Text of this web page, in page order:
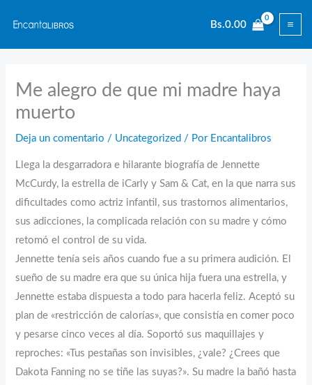
contenido
Bs.0.00
Me alegro de que mi madre haya
muerto
Deja un comentario / Uncategorized / Por Encantalibros
Llega la desgarradora e hilarante biografía de Jennette
McCurdy, la estrella de iCarly y Sam & Cat, en la que narra sus
dificultades como actriz infantil, sus trastornos alimentarios,
sus adicciones, la complicada relación con su madre y cómo
retomó el control de su vida.
Jennette tenía seis años cuando fue a su primera audición. El
sueño de su madre era que su única hija fuera una estrella, y
Jennette estaba dispuesta a todo para hacerla feliz. Aceptó su
plan de «restricción de calorías», que consistía en comer poco
y pesarse cinco veces al día. Soportó sus maquillajes y
reproches: «Tus pestañas son invisibles, ¿vale? ¿Crees que
Dakota Fanning no se tiñe las suyas?». Su madre la bañó hasta